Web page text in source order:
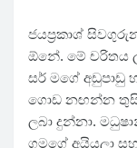
ජයප්‍රකාශ්
ඕනේ. මේ චරිතය
සර් මගේ අඩුපාඩු
ගොඩ නඟන්න
ලබා දුන්නා.
ගමගේ අයියලා